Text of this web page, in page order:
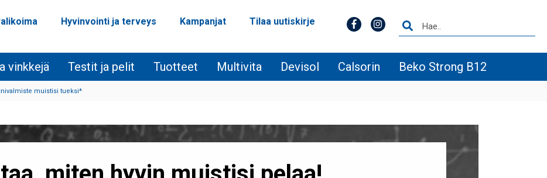
Hyvinvointi ja terveys Kampanjat Tilaa uutiskirje
vinkkejä Testit ja pelit Tuotteet Multivita Devisol Calsorin Beko Strong B12
muistisi tueksi*